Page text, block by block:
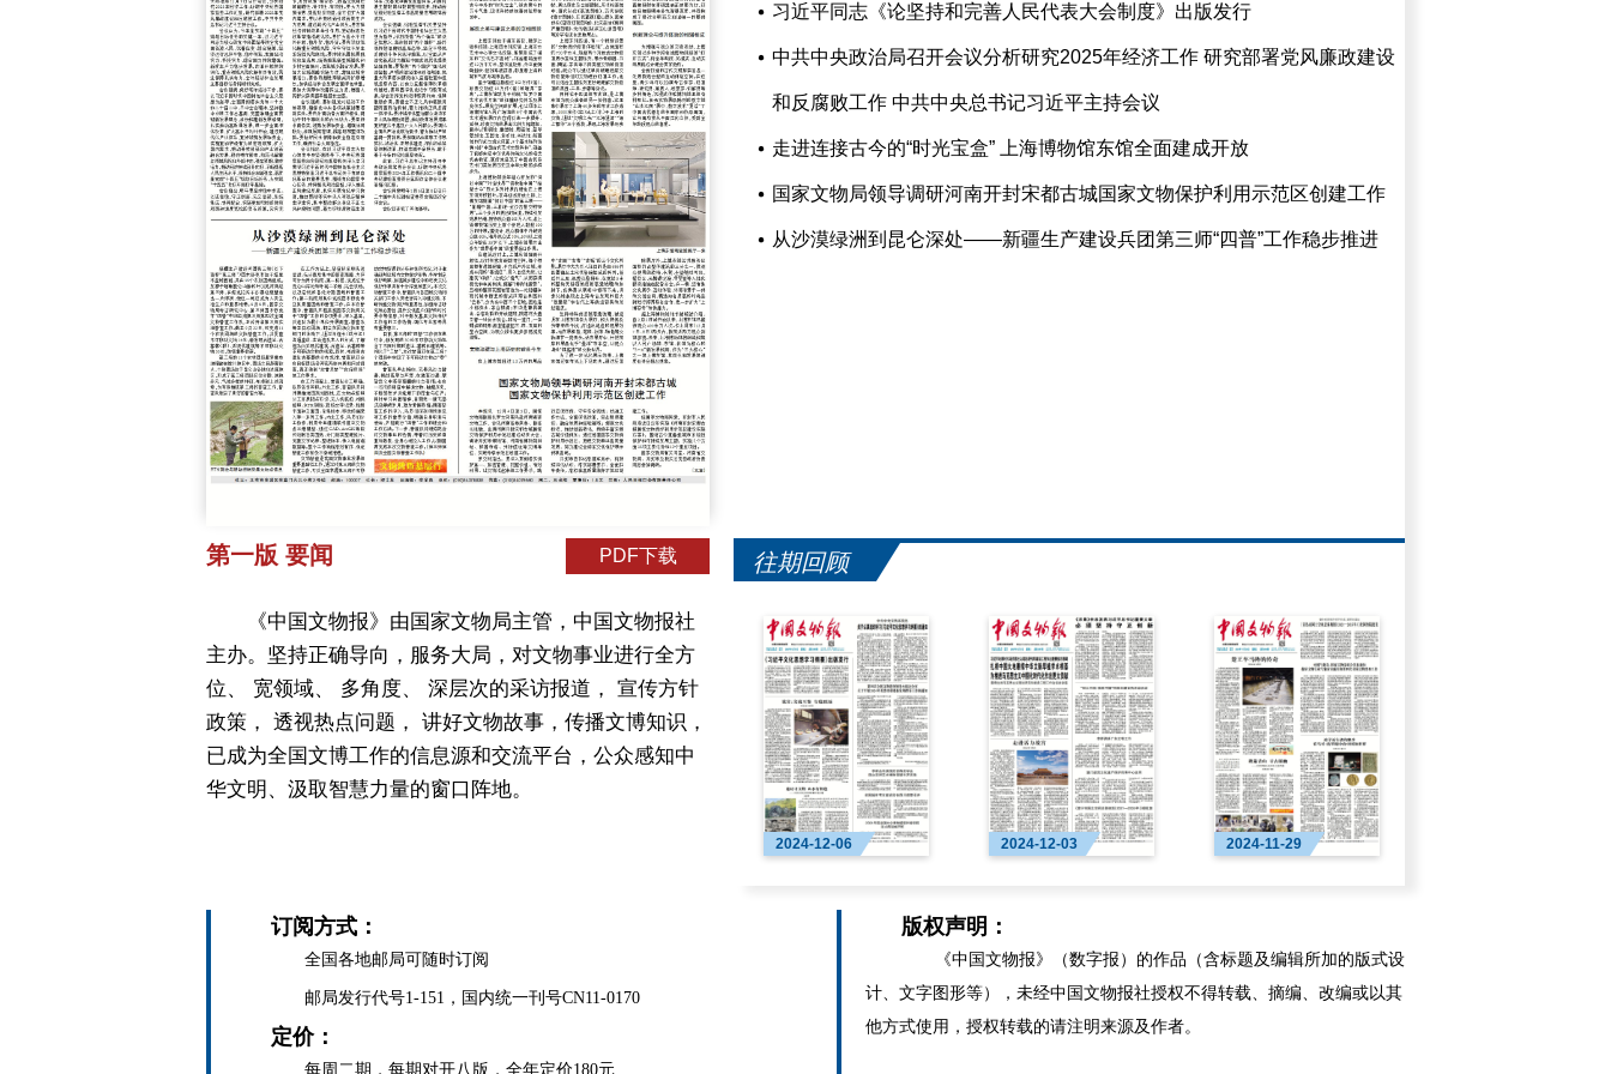
第一版 要闻 PDF下载
《中国文物报》由国家文物局主管，中国文物报社
主办。坚持正确导向，服务大局，对文物事业进行全方
位、 宽领域、 多角度、 深层次的采访报道， 宣传方针
政策， 透视热点问题， 讲好文物故事，传播文博知识，
已成为全国文博工作的信息源和交流平台，公众感知中
华文明、汲取智慧力量的窗口阵地。
习近平同志《论坚持和完善人民代表大会制度》出版发行
中共中央政治局召开会议分析研究2025年经济工作 研究部署党风廉政建设
和反腐败工作 中共中央总书记习近平主持会议
走进连接古今的“时光宝盒” 上海博物馆东馆全面建成开放
国家文物局领导调研河南开封宋都古城国家文物保护利用示范区创建工作
从沙漠绿洲到昆仑深处——新疆生产建设兵团第三师“四普”工作稳步推进
往期回顾
2024-12-06 2024-12-03 2024-11-29
订阅方式：
全国各地邮局可随时订阅
邮局发行代号1-151，国内统一刊号CN11-0170
定价：
每周二期，每期对开八版，全年定价180元
版权声明：
《中国文物报》（数字报）的作品（含标题及编辑所加的版式设
计、文字图形等），未经中国文物报社授权不得转载、摘编、改编或以其
他方式使用，授权转载的请注明来源及作者。